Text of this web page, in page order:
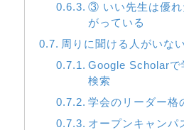
③ いい先生は優れ
がっている
周りに聞ける人がいな
Google Scholarで
検索
学会のリーダー格
オープンキャンパ